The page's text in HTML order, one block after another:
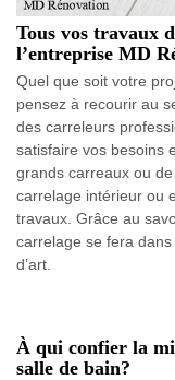
Tous vos travaux
l’entreprise MD
Quel que soit votre
pensez à recourir au
des carreleurs
satisfaire vos besoins
grands carreaux ou
carrelage intérieur ou
travaux. Grâce au
carrelage se fera
d’art.
À qui confier la
salle de bain?